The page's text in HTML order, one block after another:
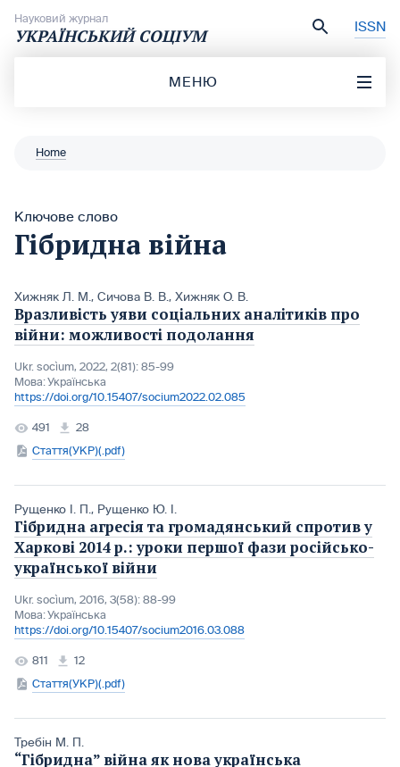
Науковий журнал
УКРАЇНСЬКИЙ СОЦІУМ ISSN
МЕНЮ
Home
Ключове слово
Гібридна війна
Хижняк Л. М., Сичова В. В., Хижняк О. В.
Вразливість уяви соціальних аналітиків про
війни: можливості подолання
Ukr. socìum, 2022, 2(81): 85-99
Мова:Українська
https://doi.org/10.15407/socium2022.02.085
491
28
Стаття(УКР)(.pdf)
Рущенко І. П., Рущенко Ю. І.
Гібридна агресія та громадянський спротив у
Харкові 2014 р.: уроки першої фази російсько-
української війни
Ukr. socìum, 2016, 3(58): 88-99
Мова:Українська
https://doi.org/10.15407/socium2016.03.088
811
12
Стаття(УКР)(.pdf)
Требін М. П.
“Гібридна” війна як нова українська